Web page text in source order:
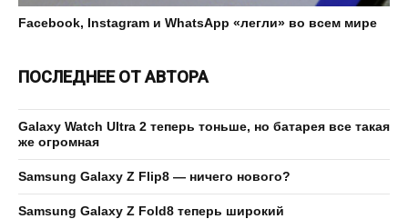
Facebook, Instagram и WhatsApp «легли» во всем мире
ПОСЛЕДНЕЕ ОТ АВТОРА
Galaxy Watch Ultra 2 теперь тоньше, но батарея все такая
же огромная
Samsung Galaxy Z Flip8 — ничего нового?
Samsung Galaxy Z Fold8 теперь широкий